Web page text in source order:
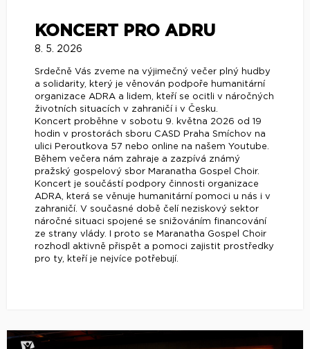
KONCERT PRO ADRU
8. 5. 2026
Srdečně Vás zveme na výjimečný večer plný hudby
a solidarity, který je věnován podpoře humanitární
organizace ADRA a lidem, kteří se ocitli v náročných
životních situacích v zahraničí i v Česku.
Koncert proběhne v sobotu 9. května 2026 od 19
hodin v prostorách sboru CASD Praha Smíchov na
ulici Peroutkova 57 nebo online na našem Youtube.
Během večera nám zahraje a zazpívá známý
pražský gospelový sbor Maranatha Gospel Choir.
Koncert je součástí podpory činnosti organizace
ADRA, která se věnuje humanitární pomoci u nás i v
zahraničí. V současné době čelí neziskový sektor
náročné situaci spojené se snižováním financování
ze strany vlády. I proto se Maranatha Gospel Choir
rozhodl aktivně přispět a pomoci zajistit prostředky
pro ty, kteří je nejvíce potřebují.